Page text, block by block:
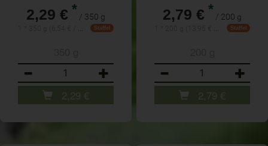
2,29 € * / 350 g
Staffel
2,29 €
2,79 € * / 200 g
Staffel
2,79 €